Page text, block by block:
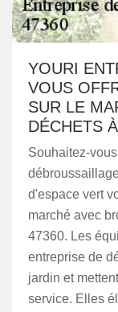
YOURI
VOUS
SUR LE
DÉCHETS
Souhaitez-
d'espace vert
marché avec
47360. Les
entreprise de
jardin et
service. Elles